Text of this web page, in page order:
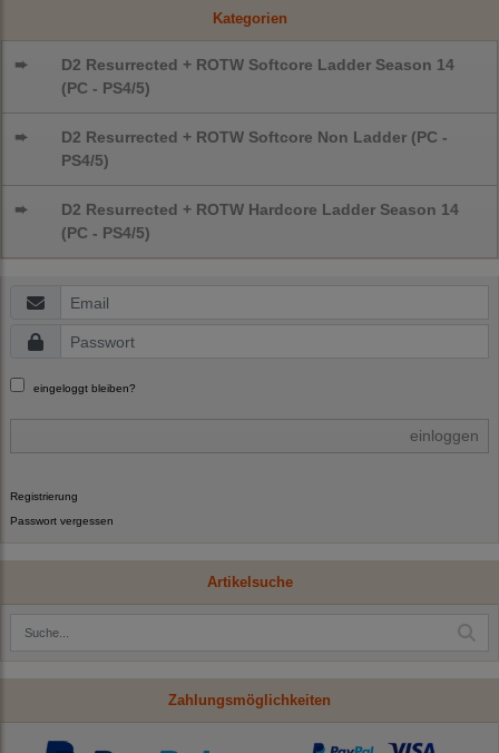
Kategorien
➨
D2 Resurrected + ROTW Softcore Ladder Season 14
(PC - PS4/5)
➨
D2 Resurrected + ROTW Softcore Non Ladder (PC -
PS4/5)
➨
D2 Resurrected + ROTW Hardcore Ladder Season 14
(PC - PS4/5)
eingeloggt bleiben?
einloggen
Registrierung
Passwort vergessen
Artikelsuche
Zahlungsmöglichkeiten